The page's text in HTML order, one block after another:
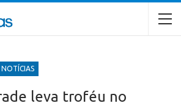
NOTÍCIAS
leva troféu no